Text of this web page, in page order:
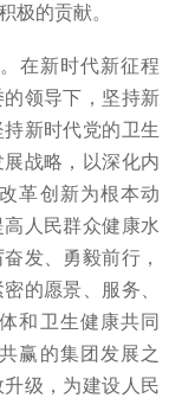
极的贡献。
在新时代新征程
领导下，坚持新
新时代党的卫生
战略，以深化内
革创新为根本动
人民群众健康水
发、勇毅前行，
的愿景、服务、
和卫生健康共同
赢的集团发展之
级，为建设人民